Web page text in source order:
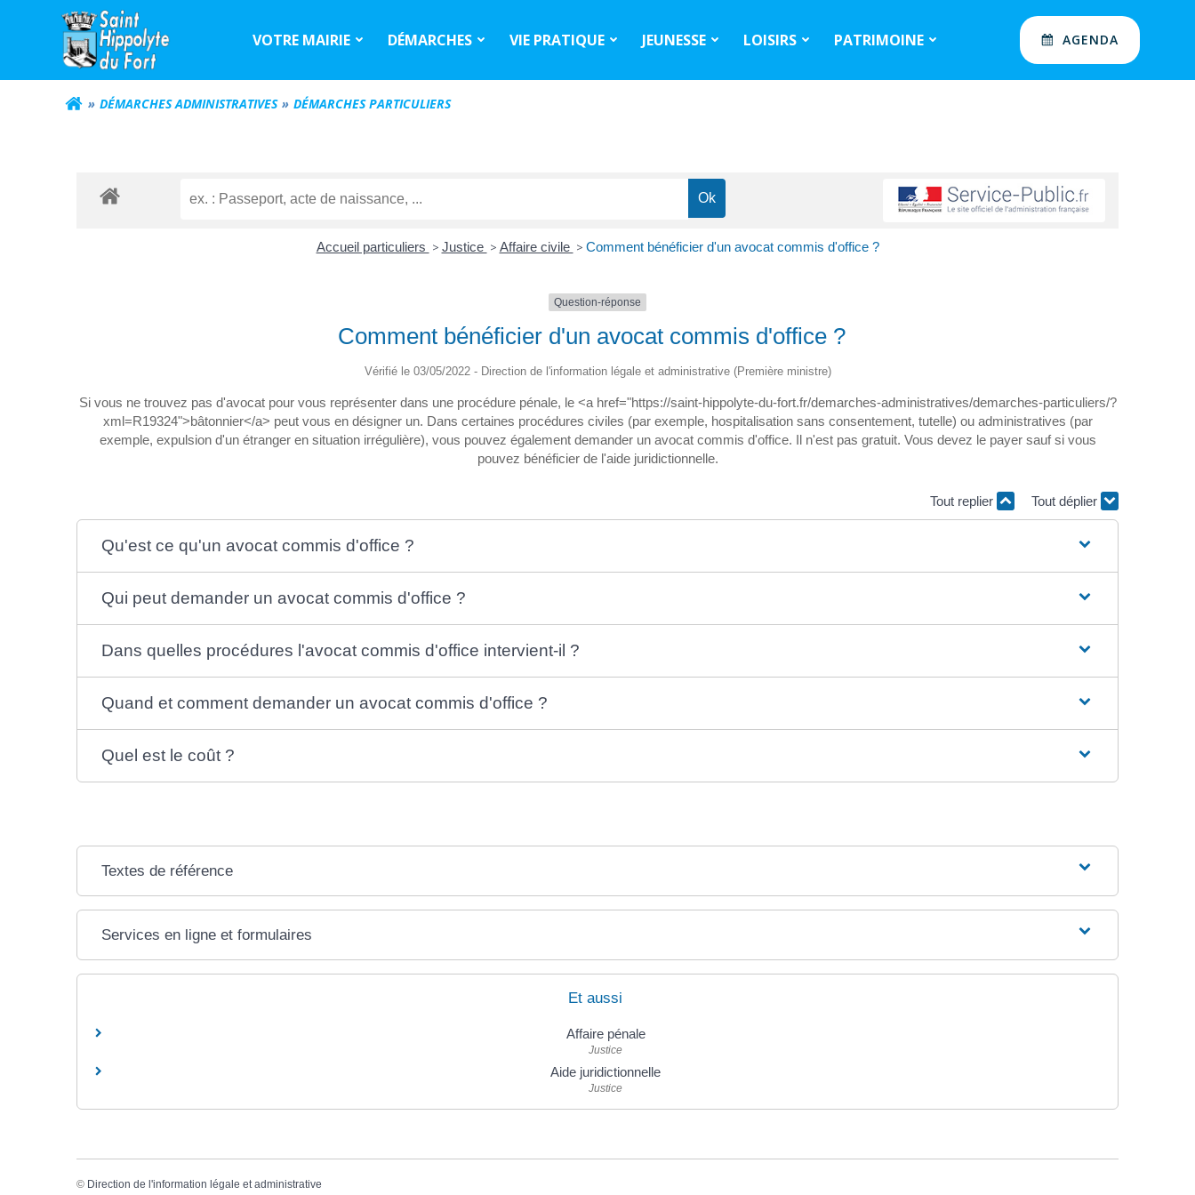
VOTRE MAIRIE DÉMARCHES VIE PRATIQUE JEUNESSE LOISIRS PATRIMOINE AGENDA
DÉMARCHES ADMINISTRATIVES DÉMARCHES PARTICULIERS
Accueil particuliers > Justice > Affaire civile > Comment bénéficier d'un avocat commis d'office ?
Question-réponse
Comment bénéficier d'un avocat commis d'office ?
Vérifié le 03/05/2022 - Direction de l'information légale et administrative (Première ministre)
Si vous ne trouvez pas d'avocat pour vous représenter dans une procédure pénale, le <a href="https://saint-hippolyte-du-fort.fr/demarches-administratives/demarches-particuliers/?
xml=R19324">bâtonnier</a> peut vous en désigner un. Dans certaines procédures civiles (par exemple, hospitalisation sans consentement, tutelle) ou administratives (par
exemple, expulsion d'un étranger en situation irrégulière), vous pouvez également demander un avocat commis d'office. Il n'est pas gratuit. Vous devez le payer sauf si vous
pouvez bénéficier de l'aide juridictionnelle.
Tout replier Tout déplier
Qu'est ce qu'un avocat commis d'office ?
Qui peut demander un avocat commis d'office ?
Dans quelles procédures l'avocat commis d'office intervient-il ?
Quand et comment demander un avocat commis d'office ?
Quel est le coût ?
Textes de référence
Services en ligne et formulaires
Et aussi
Affaire pénale
Justice
Aide juridictionnelle
Justice
© Direction de l'information légale et administrative